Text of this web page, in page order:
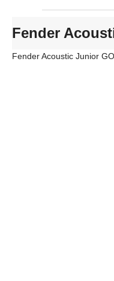
Fender
Fender Acoustic Junior GO